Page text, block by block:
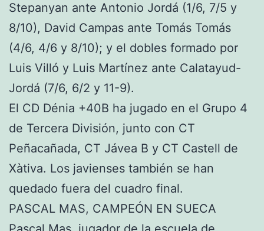
Stepanyan ante Antonio Jordá (1/6, 7/5 y
8/10), David Campas ante Tomás Tomás
(4/6, 4/6 y 8/10); y el dobles formado por
Luis Villó y Luis Martínez ante Calatayud-
Jordá (7/6, 6/2 y 11-9).
El CD Dénia +40B ha jugado en el Grupo 4
de Tercera División, junto con CT
Peñacañada, CT Jávea B y CT Castell de
Xàtiva. Los javienses también se han
quedado fuera del cuadro final.
PASCAL MAS, CAMPEÓN EN SUECA